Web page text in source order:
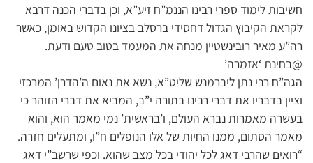
חשיבות לימוד ספרי רבינו הננמ”ח זיע”א, וכן בדברי הכנה דרבא
לקראת הקיבוץ הגדול דחסידי ברסלב בציונו הקדוש באומן, כאשר
רה”ע מאיר רובינשטיין מנחה את המעמד בטוב טעם ודעת.
@בחינת ‘אזמרה’
הגה”ח רבי נתן ליברמנש שליט”א, נשא את נאום ה’הדרן’ המרכזי
וציין בדבריו את דברי רבינו בתורה י”ב, המביא את דברי הזוהר כי
בעשרה מאמרות נברא העולם, ו’בראשית’ נמי מאמר הוא, והוא
מאמר הסתום, ממנו החיות של אלו הנופלים ח”ו, ומתעלים חזרה.
“רואים שהרבי דאג לכל יהודי בכל מצב שהוא. וכפי שרשב”י דאג